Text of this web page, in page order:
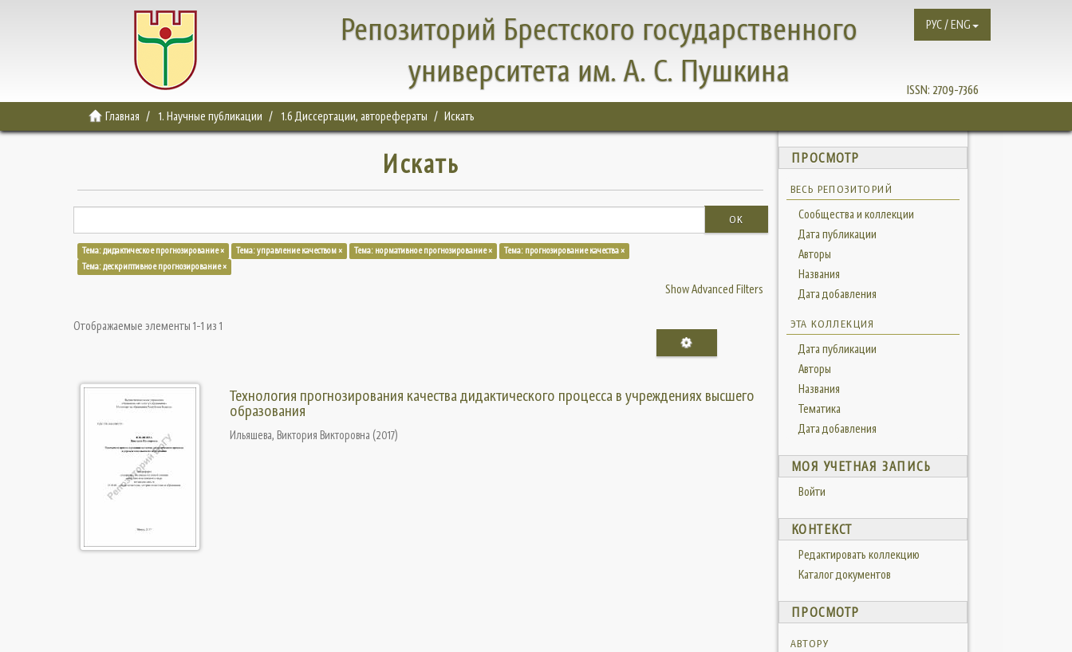
Репозиторий Брестского государственного
университета им. А. С. Пушкина
ISSN: 2709-7366
РУС / ENG
Главная 1. Научные публикации 1.6 Диссертации, авторефераты Искать
Искать
OK
Тема: дидактическое прогнозирование × Тема: управление качеством × Тема: нормативное прогнозирование ×
Тема: прогнозирование качества ×
Тема: дескриптивное прогнозирование ×
Show Advanced Filters
Отображаемые элементы 1-1 из 1
Технология прогнозирования качества дидактического процесса в учреждениях высшего
образования
Ильяшева, Виктория Викторовна (2017)
ПРОСМОТР
ВЕСЬ РЕПОЗИТОРИЙ
Сообщества и коллекции
Дата публикации
Авторы
Названия
Дата добавления
ЭТА КОЛЛЕКЦИЯ
Дата публикации
Авторы
Названия
Тематика
Дата добавления
МОЯ УЧЕТНАЯ ЗАПИСЬ
Войти
КОНТЕКСТ
Редактировать коллекцию
Каталог документов
ПРОСМОТР
АВТОРУ